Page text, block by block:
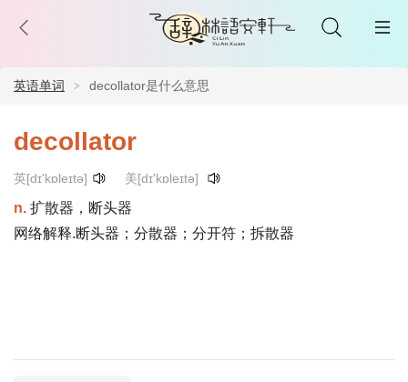
英语单词 decollator是什么意思
decollator
英[dɪ'kɒleɪtə] 美[dɪ'kɒleɪtə]
n. 扩散器，断头器
网络解释.断头器；分散器；分开符；拆散器